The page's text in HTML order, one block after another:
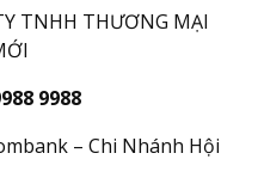
TNHH THƯƠNG MẠI
9988
– Chi Nhánh Hội